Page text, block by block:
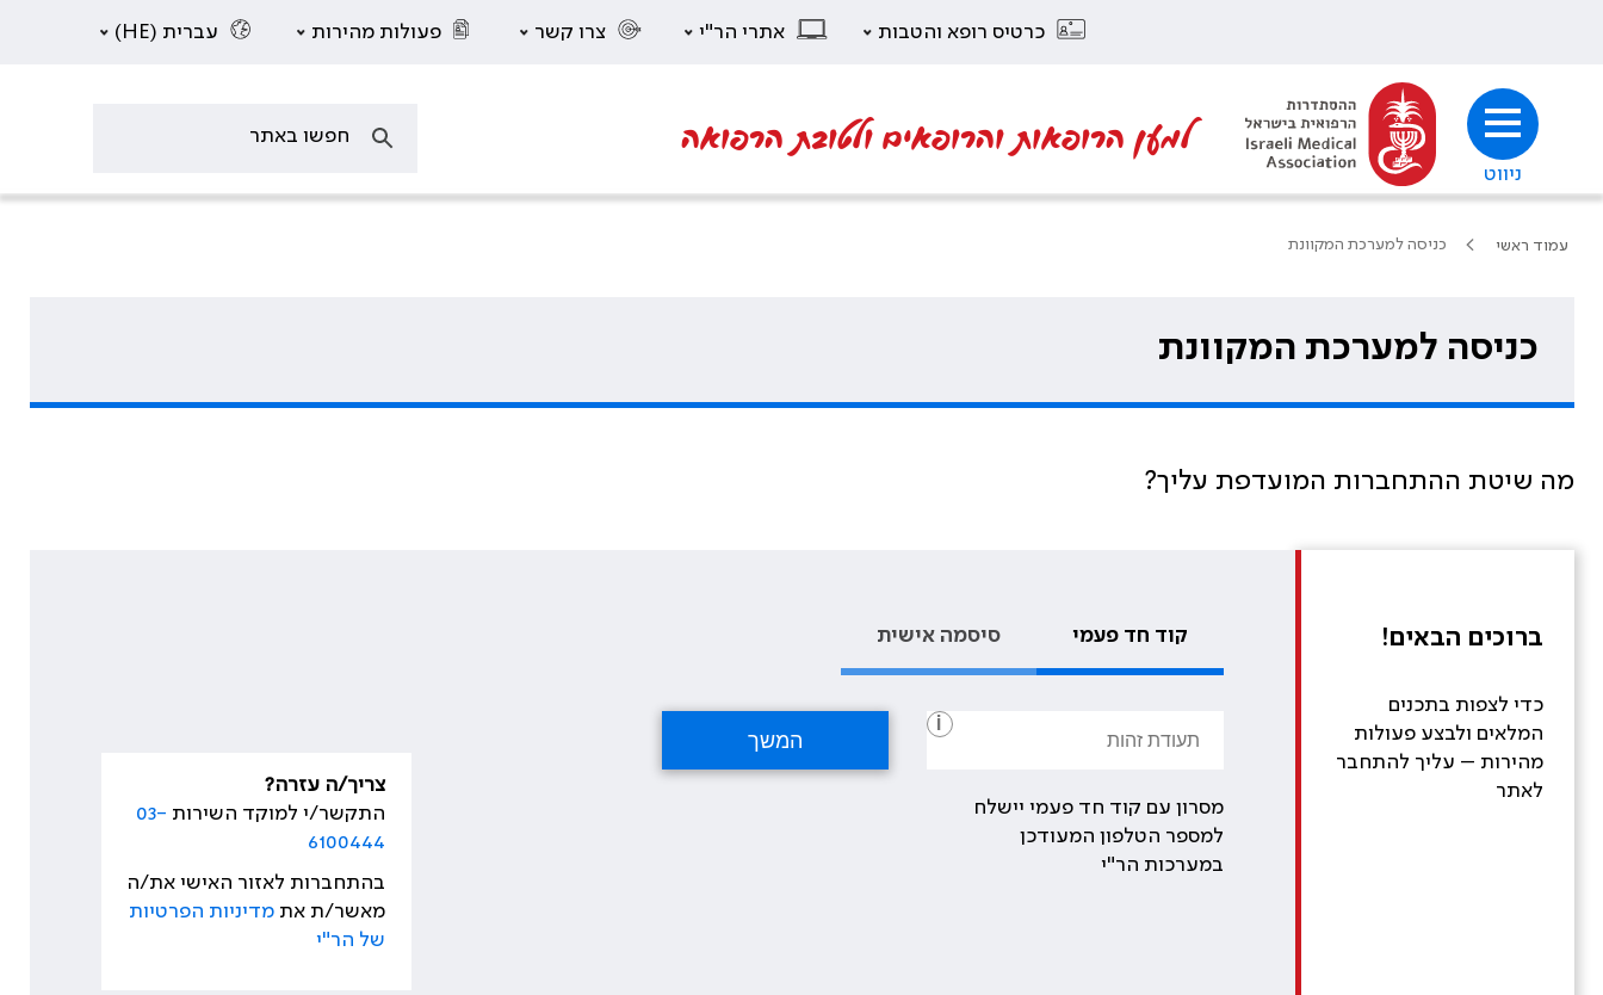
כרטיס רופא והטבות אתרי הר"י צרו קשר פעולות מהירות עברית (HE)
ניווט
למען הרופאות והרופאים ולטובת הרפואה
עמוד ראשי כניסה למערכת המקוונת
כניסה למערכת המקוונת
מה שיטת ההתחברות המועדפת עליך?
ברוכים הבאים!
כדי לצפות בתכנים
המלאים ולבצע פעולות
מהירות – עליך להתחבר
לאתר
קוד חד פעמי סיסמה אישית
i
מסרון עם קוד חד פעמי יישלח
למספר הטלפון המעודכן
במערכות הר"י
צריך/ה עזרה?
התקשר/י למוקד השירות 03-
6100444
בהתחברות לאזור האישי את/ה
מאשר/ת אתמדיניות הפרטיות
של הר"י